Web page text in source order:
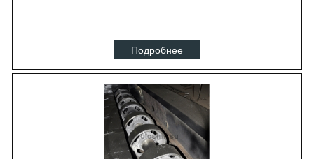
Подробнее